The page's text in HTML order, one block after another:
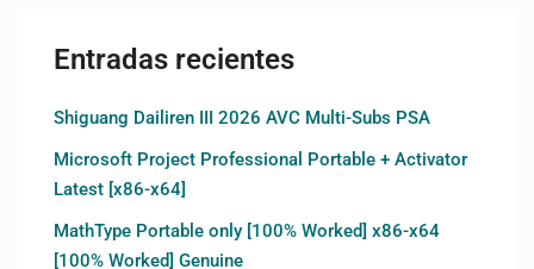
Entradas recientes
Shiguang Dailiren III 2026 AVC Multi-Subs PSA
Microsoft Project Professional Portable + Activator
Latest [x86-x64]
MathType Portable only [100% Worked] x86-x64
[100% Worked] Genuine